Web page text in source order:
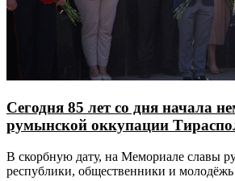
Сегодня 85 лет со дня начала
румынской оккупации
В скорбную дату, на Мемориале славы
республики, общественники и